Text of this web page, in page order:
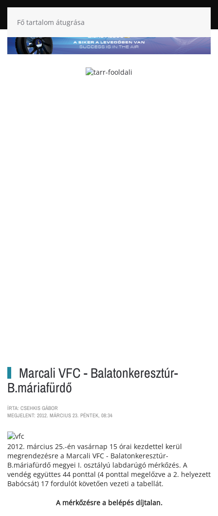
Fő tartalom átugrása
Marcali VFC - Balatonkeresztúr-
B.máriafürdő
ÍRTA: CSEHKIS GÁBOR
MEGJELENT: 2012. MÁRCIUS 23. PÉNTEK, 08:34
2012. március 25.-én vasárnap 15 órai kezdettel kerül
megrendezésre a Marcali VFC - Balatonkeresztúr-
B.máriafürdő megyei I. osztályú labdarúgó mérkőzés. A
vendég együttes 44 ponttal (4 ponttal megelőzve a 2. helyezett
Babócsát) 17 fordulót követően vezeti a tabellát.
A mérkőzésre a belépés díjtalan.